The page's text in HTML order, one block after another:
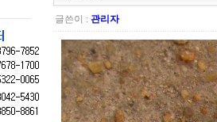
글쓴이 :관리자